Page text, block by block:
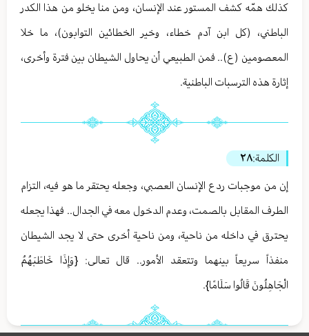
كذلك همّه كشف المستور عند الإنسان، ومن منا يخلو من هذا الكدر
الباطني، (كل ابن آدم خطاء، وخير الخطائين التوابون)، ما خلا
المعصومين (ع).. فمن الطبيعي أن يحاول الشيطان بين فترة وأخرى،
إثارة هذه الترسبات الباطنية.
الكلمة:٢٨
إن من موجبات ردع الإنسان العصبي، وجعله يحتقر ما هو فيه، التزام
الطرف المقابل بالصمت، وعدم الدخول معه في الجدال.. فهذا يجعله
يحترق في داخله من ناحية، ومن ناحية أخرى حتى لا يجد الشيطان
منفذاً سريعاً بينهما وتتعقد الأمور.. قال تعالى: {وَإِذَا خَاطَبَهُمُ
الْجَاهِلُونَ قَالُوا سَلَامًا}.